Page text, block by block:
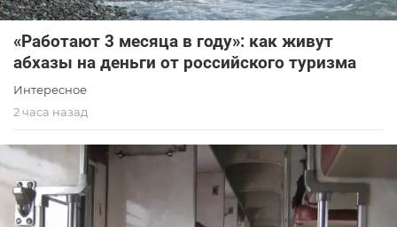
«Работают 3 месяца в году»: как живут
абхазы на деньги от российского туризма
Интересное
2 часа назад